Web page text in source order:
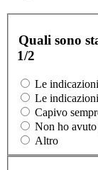
Quali sono
1/2
Le
Le
Capivo
Non ho
Altro